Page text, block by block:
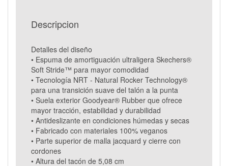
Descripcion
Detalles del diseño
• Espuma de amortiguación ultraligera Skechers®
Soft Stride™ para mayor comodidad
• Tecnología NRT - Natural Rocker Technology®
para una transición suave del talón a la punta
• Suela exterior Goodyear® Rubber que ofrece
mayor tracción, estabilidad y durabilidad
• Antideslizante en condiciones húmedas y secas
• Fabricado con materiales 100% veganos
• Parte superior de malla jacquard y cierre con
cordones
• Altura del tacón de 5,08 cm